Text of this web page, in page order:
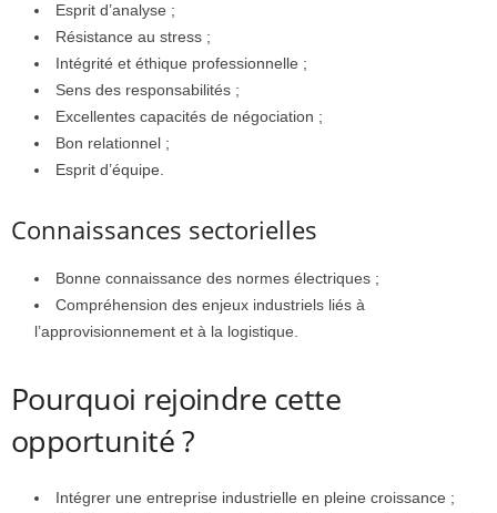
Esprit d’analyse ;
Résistance au stress ;
Intégrité et éthique professionnelle ;
Sens des responsabilités ;
Excellentes capacités de négociation ;
Bon relationnel ;
Esprit d’équipe.
Connaissances sectorielles
Bonne connaissance des normes électriques ;
Compréhension des enjeux industriels liés à
l’approvisionnement et à la logistique.
Pourquoi rejoindre cette
opportunité ?
Intégrer une entreprise industrielle en pleine croissance ;